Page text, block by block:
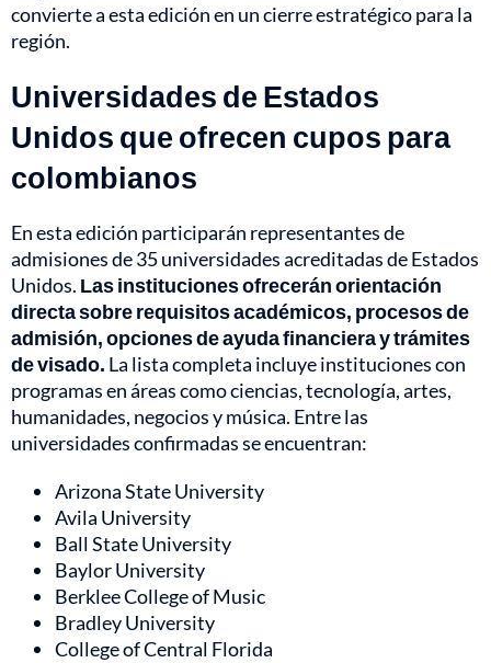
convierte a esta edición en un cierre estratégico para la
región.
Universidades de Estados
Unidos que ofrecen cupos para
colombianos
En esta edición participarán representantes de
admisiones de 35 universidades acreditadas de Estados
Unidos. Las instituciones ofrecerán orientación
directa sobre requisitos académicos, procesos de
admisión, opciones de ayuda financiera y trámites
de visado. La lista completa incluye instituciones con
programas en áreas como ciencias, tecnología, artes,
humanidades, negocios y música. Entre las
universidades confirmadas se encuentran:
Arizona State University
Avila University
Ball State University
Baylor University
Berklee College of Music
Bradley University
College of Central Florida